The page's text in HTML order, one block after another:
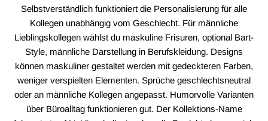
Selbstverständlich funktioniert die Personalisierung für alle
Kollegen unabhängig vom Geschlecht. Für männliche
Lieblingskollegen wählst du maskuline Frisuren, optional Bart-
Style, männliche Darstellung in Berufskleidung. Designs
können maskuliner gestaltet werden mit gedeckteren Farben,
weniger verspielten Elementen. Sprüche geschlechtsneutral
oder an männliche Kollegen angepasst. Humorvolle Varianten
über Büroalltag funktionieren gut. Der Kollektions-Name